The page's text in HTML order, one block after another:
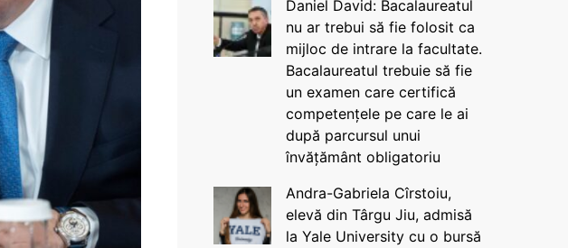
Daniel David: Bacalaureatul
nu ar trebui să fie folosit ca
mijloc de intrare la facultate.
Bacalaureatul trebuie să fie
un examen care certifică
competențele pe care le ai
după parcursul unui
învățământ obligatoriu
Andra-Gabriela Cîrstoiu,
elevă din Târgu Jiu, admisă
la Yale University cu o bursă